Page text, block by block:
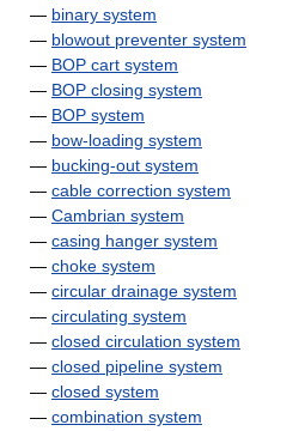
— binary system
— blowout preventer system
— BOP cart system
— BOP closing system
— BOP system
— bow-loading system
— bucking-out system
— cable correction system
— Cambrian system
— casing hanger system
— choke system
— circular drainage system
— circulating system
— closed circulation system
— closed pipeline system
— closed system
— combination system